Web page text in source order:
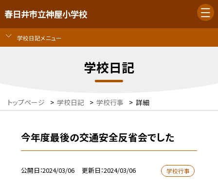
春日井市立神屋小学校
学校日記メニュー
学校日記
トップページ > 学校日記 > 学校行事 > 詳細
今年度最後の交通安全反省会でした
公開日 2024/03/06 更新日 2024/03/06 学校行事